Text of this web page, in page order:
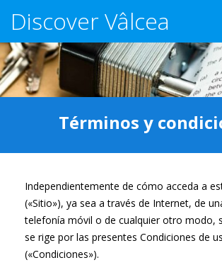
Discover Vâlcea
Términos y
Independientemente de cómo acceda a
(«Sitio»), ya sea a través de Internet, de
telefonía móvil o de cualquier otro modo,
se rige por las presentes Condiciones de
(«Condiciones»).